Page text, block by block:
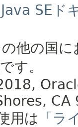
Java SE
他の国
す。
CA
用は 「ラ